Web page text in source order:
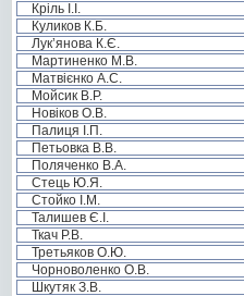
Кріль І.І.
Куликов К.Б.
Лук’янова К.Є.
Мартиненко М.В.
Матвієнко А.С.
Мойсик В.Р.
Новіков О.В.
Палиця І.П.
Петьовка В.В.
Поляченко В.А.
Стець Ю.Я.
Стойко І.М.
Талишев Є.І.
Ткач Р.В.
Третьяков О.Ю.
Чорноволенко О.В.
Шкутяк З.В.